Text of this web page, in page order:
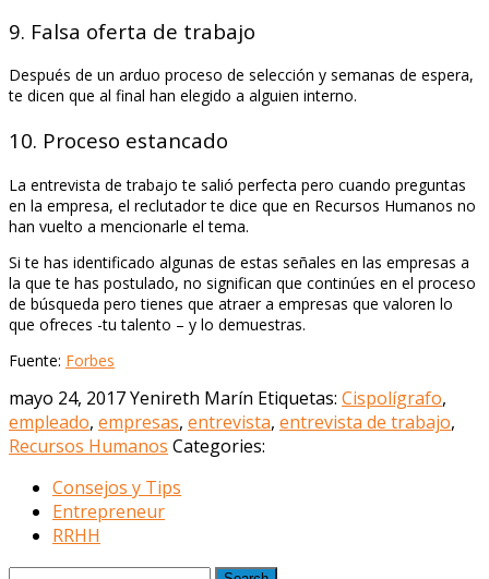
9. Falsa oferta de trabajo
Después de un arduo proceso de selección y semanas de espera,
te dicen que al final han elegido a alguien interno.
10. Proceso estancado
La entrevista de trabajo te salió perfecta pero cuando preguntas
en la empresa, el reclutador te dice que en Recursos Humanos no
han vuelto a mencionarle el tema.
Si te has identificado algunas de estas señales en las empresas a
la que te has postulado, no significan que continúes en el proceso
de búsqueda pero tienes que atraer a empresas que valoren lo
que ofreces -tu talento – y lo demuestras.
Fuente: Forbes
mayo 24, 2017Yenireth Marín Etiquetas: Cispolígrafo,
empleado, empresas, entrevista, entrevista de trabajo,
Recursos Humanos Categories:
Consejos y Tips
Entrepreneur
RRHH